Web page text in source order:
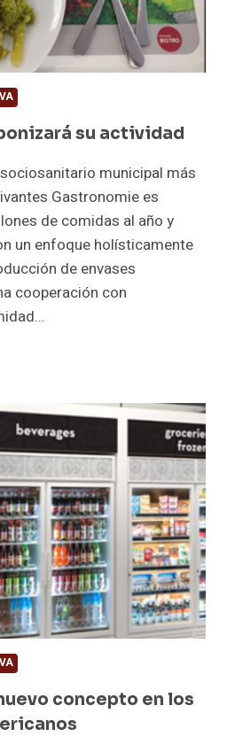
su actividad
municipal más
Gastronomie es
de comidas al año y
un enfoque holísticamente
de envases
cooperación con
concepto en los